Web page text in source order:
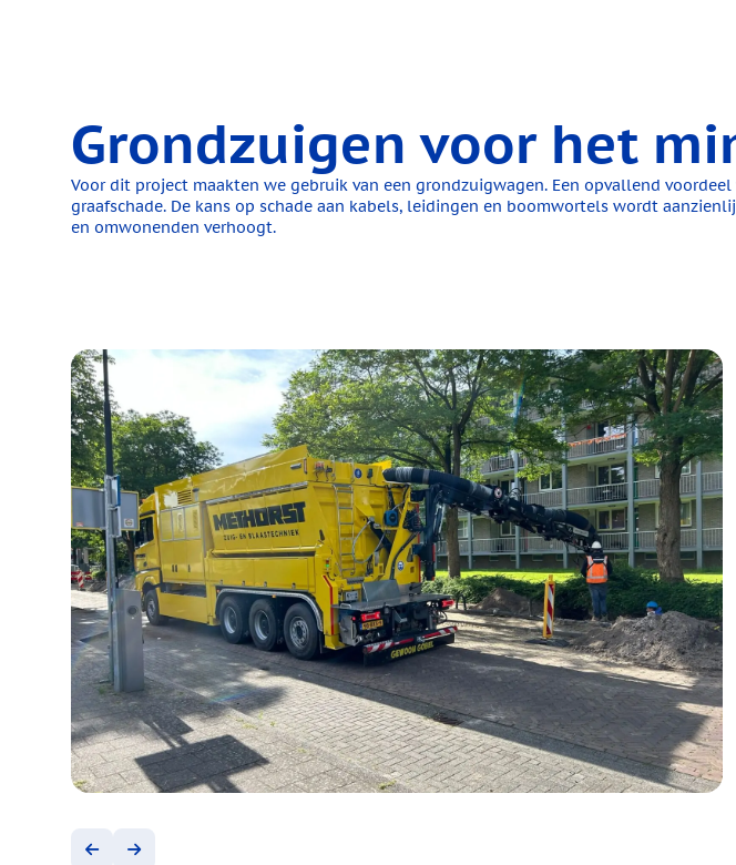
Grondzuigen voor het
Voor dit project maakten we gebruik van een grondzuigwagen. Een opvallend
graafschade. De kans op schade aan kabels, leidingen en boomwortels wordt
en omwonenden verhoogt.